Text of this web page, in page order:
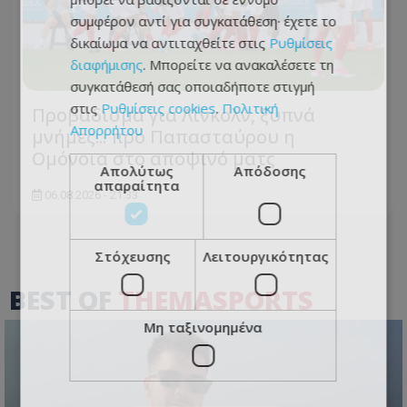
Προβάδισμα για Λίνκολν, ξυπνά
μνήμες... προ Παπασταύρου η
Ομόνοια στο αποψινό ματς
06.08.2026 - 21:33
BEST OF THEMASPORTS
συμφέρον αντί για συγκατάθεση· έχετε το
δικαίωμα να αντιταχθείτε στις Ρυθμίσεις
διαφήμισης. Μπορείτε να ανακαλέσετε τη
συγκατάθεσή σας οποιαδήποτε στιγμή
στις Ρυθμίσεις cookies. Πολιτική
Απορρήτου
Απολύτως
απαραίτητα
Απόδοσης
Στόχευσης Λειτουργικότητας
Μη ταξινομημένα